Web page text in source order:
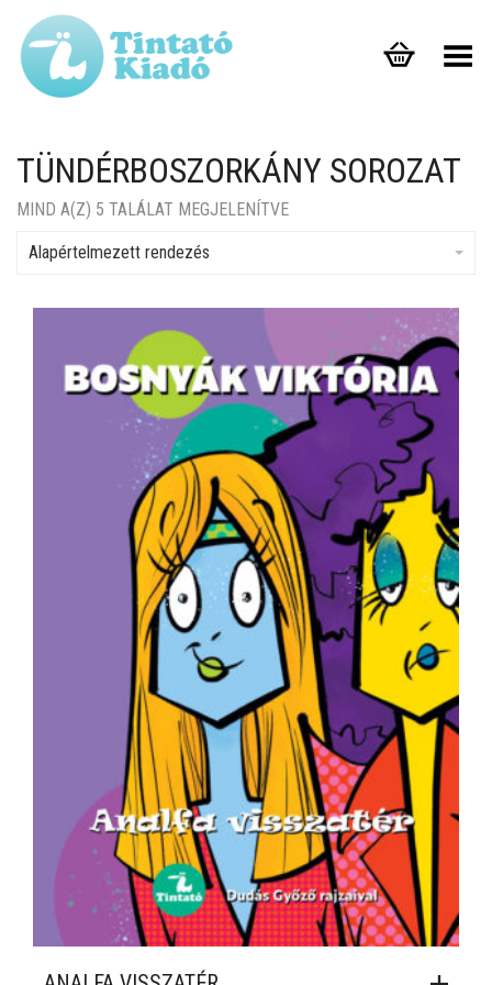
Toggle Menu
TÜNDÉRBOSZORKÁNY SOROZAT
MIND A(Z) 5 TALÁLAT MEGJELENÍTVE
Alapértelmezett rendezés